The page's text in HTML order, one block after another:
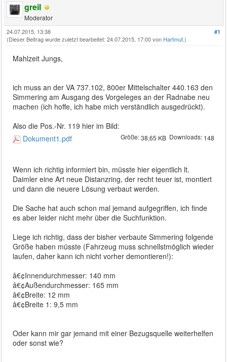
greil
Moderator
#1
24.07.2015, 13:38
(Dieser Beitrag wurde zuletzt bearbeitet: 24.07.2015, 17:00 von Hartmut.)
Mahlzeit Jungs,
ich muss an der VA 737.102, 800er Mittelschalter 440.163 den
Simmering am Ausgang des Vorgeleges an der Radnabe neu
machen (ich hoffe, ich habe mich verständlich ausgedrückt).
Also die Pos.-Nr. 119 hier im Bild:
Dokument1.pdf
Größe:38,65 KBDownloads: 148
Wenn ich richtig informiert bin, müsste hier eigentlich lt.
Daimler eine Art neue Distanzring, der recht teuer ist, montiert
und dann die neuere Lösung verbaut werden.
Die Sache hat auch schon mal jemand aufgegriffen, ich finde
es aber leider nicht mehr über die Suchfunktion.
Liege ich richtig, dass der bisher verbaute Simmering folgende
Größe haben müsste (Fahrzeug muss schnellstmöglich wieder
laufen, daher kann ich nicht vorher demontieren!):
â€¢Innendurchmesser: 140 mm
â€¢Außendurchmesser: 165 mm
â€¢Breite: 12 mm
â€¢Breite 1: 9,5 mm
Oder kann mir gar jemand mit einer Bezugsquelle weiterhelfen
oder sonst wie?